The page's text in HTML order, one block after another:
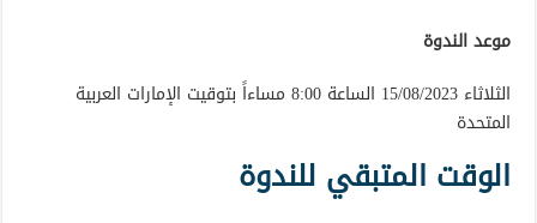
موعد الندوة
الثلاثاء 15/08/2023 الساعة 8:00 مساءاً بتوقيت الإمارات العربية
المتحدة
الوقت المتبقي للندوة